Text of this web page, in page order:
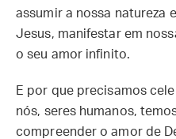
assumir a nossa natureza
Jesus, manifestar em
o seu amor infinito.
E por que precisamos
nós, seres humanos,
compreender o amor de